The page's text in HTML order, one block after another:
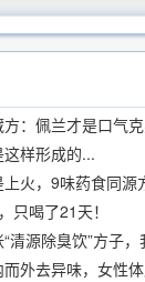
：佩兰才是口气
样形成的...
火，9味药食同源
只喝了21天！
外去异味，女性体